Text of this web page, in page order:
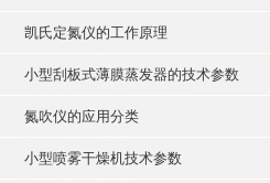
凯氏定氮仪的工作原理
小型刮板式薄膜蒸发器的技术参数
氮吹仪的应用分类
小型喷雾干燥机技术参数